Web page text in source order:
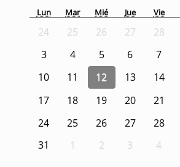
Lun Mar Mié Jue Vie
24 25 26 27 28
3
4 5 6 7
10
11 12 13 14
17
18 19 20 21
24
25 26 27 28
31
1 2 3 4